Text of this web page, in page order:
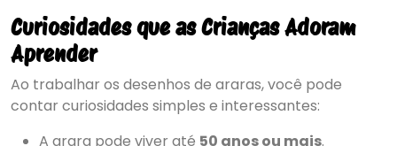
Curiosidades que as Crianças Adoram
Aprender
Ao trabalhar os desenhos de araras, você pode
contar curiosidades simples e interessantes:
A arara pode viver até 50 anos ou mais.